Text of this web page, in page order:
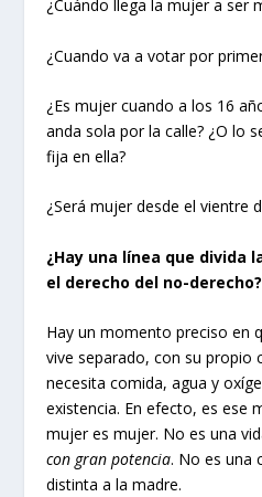
¿Cuándo llega la mujer a ser
¿Cuando va a votar por
¿Es mujer cuando a los 16
anda sola por la calle? ¿O lo
fija en ella?
¿Será mujer desde el vientre
¿Hay una línea que divida
el derecho del no-derecho?
Hay un momento preciso en
vive separado, con su propio
necesita comida, agua y
existencia. En efecto, es ese
mujer es mujer. No es una
con gran potencia. No es una
distinta a la madre.